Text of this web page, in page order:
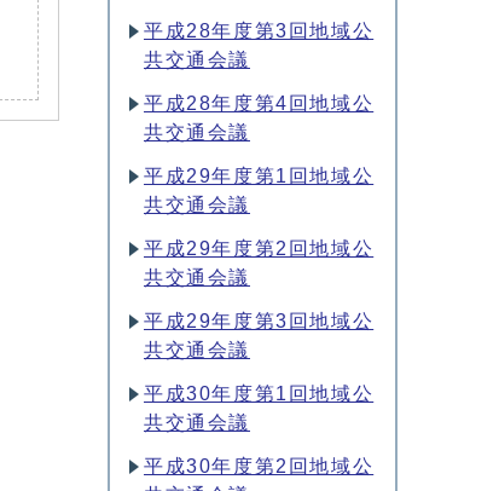
平成28年度第3回地域公
共交通会議
平成28年度第4回地域公
共交通会議
平成29年度第1回地域公
共交通会議
平成29年度第2回地域公
共交通会議
平成29年度第3回地域公
共交通会議
平成30年度第1回地域公
共交通会議
平成30年度第2回地域公